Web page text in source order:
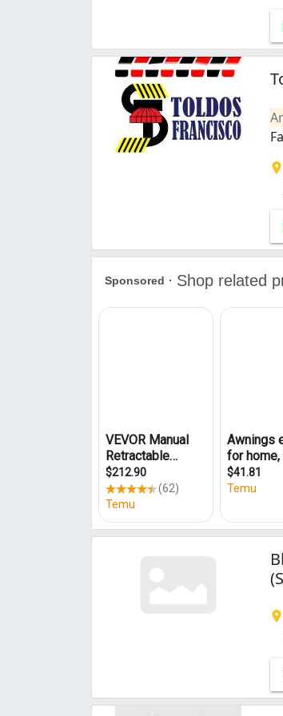
Norte (Águas Claras) (1)
Núcleo Bandeirante (6)
Paranoá (1)
Park Way (1)
Planaltina (1)
Recanto das Emas (1)
Samambaia Sul
Setor Econômico de
Setor Habitacional
Setor Norte (Gama) (1)
Taguatinga Sul (Taguatinga)
Zona Industrial (2)
Águas Claras (2)
Área de Desenvolvimento